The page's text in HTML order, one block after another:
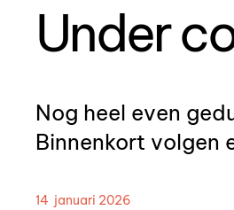
Under
Nog heel even
Binnenkort volgen
14 januari 2026